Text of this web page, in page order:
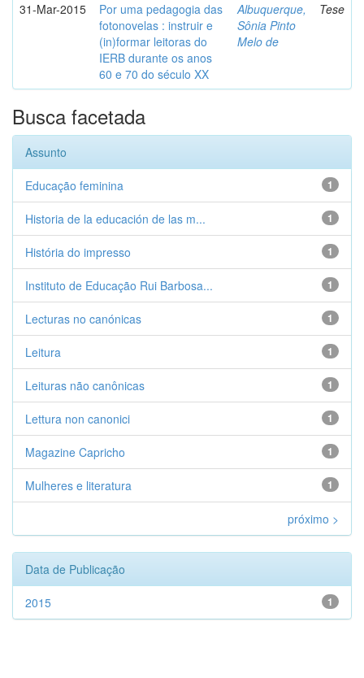
31-Mar-2015
Por uma pedagogia das
fotonovelas : instruir e
(in)formar leitoras do
IERB durante os anos
60 e 70 do século XX
Albuquerque,
Sônia Pinto
Melo de
Tese
Busca facetada
Assunto
1
Educação feminina
1
Historia de la educación de las m...
1
História do impresso
1
Instituto de Educação Rui Barbosa...
1
Lecturas no canónicas
1
Leitura
1
Leituras não canônicas
1
Lettura non canonici
1
Magazine Capricho
1
Mulheres e literatura
próximo >
Data de Publicação
1
2015